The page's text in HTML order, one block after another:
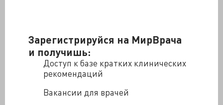
Зарегистрируйся на МирВрача
и получишь:
Доступ к базе кратких клинических
рекомендаций
Вакансии для врачей
прерывание дистальной части дуги аорты и
открытый артериальный проток со сбросом крови
справа налево в нисходящую аорту.